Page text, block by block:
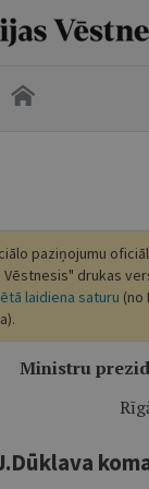
paziņojumu
drukas
laidiena saturu (no
Ministru